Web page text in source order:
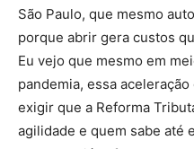
São Paulo, que mesmo
porque abrir gera custos
Eu vejo que mesmo em
pandemia, essa
exigir que a Reforma
agilidade e quem sabe até